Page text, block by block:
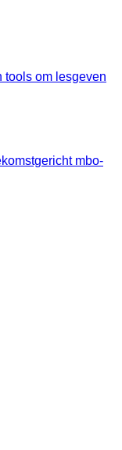
tools om lesgeven
mbo-